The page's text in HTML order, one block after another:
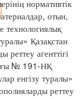
нормативтік
отын,
технологиялық
Қазақстан
агенттігі
№ 191-НҚ
енгізу туралы»
реттеу